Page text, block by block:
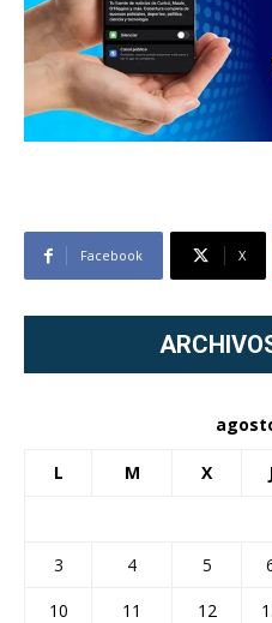
Facebook X
L M X
3
4 5
10
11 12